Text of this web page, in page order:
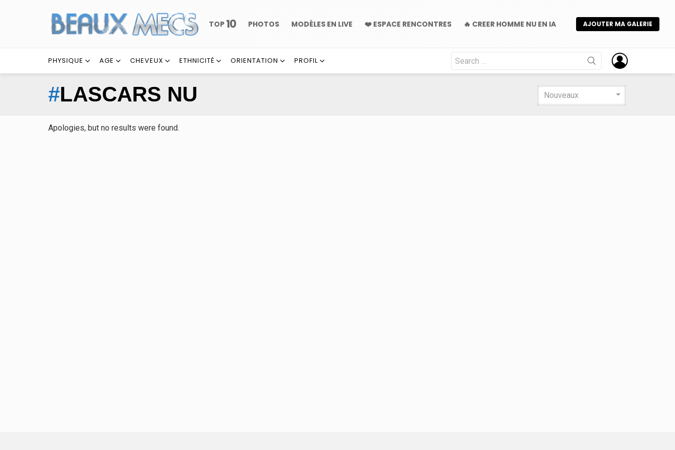
TOP 10 PHOTOS MODÈLES EN LIVE ❤️ ESPACE RENCONTRES 🔥 CREER HOMME NU EN IA AJOUTER MA GALERIE
PHYSIQUE AGE CHEVEUX ETHNICITÉ ORIENTATION PROFIL
Search
for:
LASCARS NU
Apologies, but no results were found.